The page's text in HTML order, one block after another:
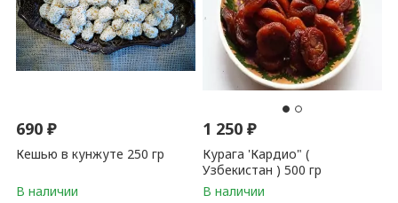
690₽
Кешью в кунжуте 250 гр
1 250₽
Курага 'Кардио" (
Узбекистан ) 500 гр